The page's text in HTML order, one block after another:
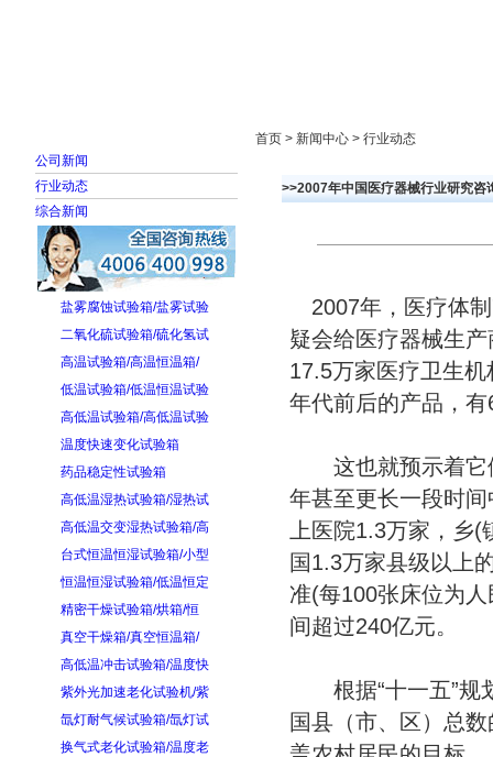
公司新闻
行业动态
综合新闻
盐雾腐蚀试验箱/盐雾试验
二氧化硫试验箱/硫化氢试
高温试验箱/高温恒温箱/
低温试验箱/低温恒温试验
高低温试验箱/高低温试验
温度快速变化试验箱
药品稳定性试验箱
高低温湿热试验箱/湿热试
高低温交变湿热试验箱/高
台式恒温恒湿试验箱/小型
恒温恒湿试验箱/低温恒定
精密干燥试验箱/烘箱/恒
真空干燥箱/真空恒温箱/
高低温冲击试验箱/温度快
紫外光加速老化试验机/紫
氙灯耐气候试验箱/氙灯试
换气式老化试验箱/温度老
首页 > 新闻中心 > 行业动态
>>2007年中国医疗器械行业研究咨
2007年，医疗体制
疑会给医疗器械生
17.5万家医疗卫生
年代前后的产品，
这也就预示着它
年甚至更长一段时
上医院1.3万家，乡
国1.3万家县级以上
准(每100张床位为
间超过240亿元。
根据“十一五”规划
国县（市、区）总